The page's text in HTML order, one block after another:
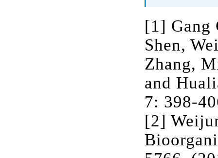
[1] Gang
Shen,
Zhang,
and
7: 398-
[2]